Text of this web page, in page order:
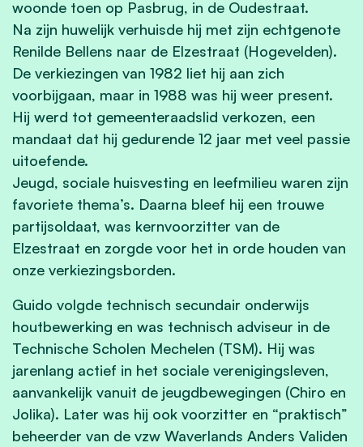
woonde toen op Pasbrug, in de Oudestraat.
Na zijn huwelijk verhuisde hij met zijn echtgenote
Renilde Bellens naar de Elzestraat (Hogevelden).
De verkiezingen van 1982 liet hij aan zich
voorbijgaan, maar in 1988 was hij weer present.
Hij werd tot gemeenteraadslid verkozen, een
mandaat dat hij gedurende 12 jaar met veel passie
uitoefende.
Jeugd, sociale huisvesting en leefmilieu waren zijn
favoriete thema’s. Daarna bleef hij een trouwe
partijsoldaat, was kernvoorzitter van de
Elzestraat en zorgde voor het in orde houden van
onze verkiezingsborden.
Guido volgde technisch secundair onderwijs
houtbewerking en was technisch adviseur in de
Technische Scholen Mechelen (TSM). Hij was
jarenlang actief in het sociale verenigingsleven,
aanvankelijk vanuit de jeugdbewegingen (Chiro en
Jolika). Later was hij ook voorzitter en “praktisch”
beheerder van de vzw Waverlands Anders Validen